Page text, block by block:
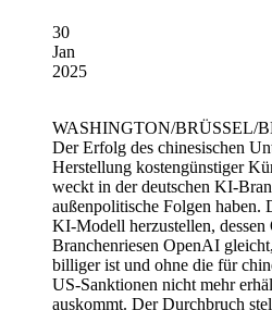
30
Jan
2025
WASHINGTON/BRÜSSEL/
Der Erfolg des chinesischen
Herstellung kostengünstiger
weckt in der deutschen KI-
außenpolitische Folgen haben.
KI-Modell herzustellen,
Branchenriesen OpenAI
billiger ist und ohne die für
US-Sanktionen nicht mehr
auskommt. Der Durchbruch